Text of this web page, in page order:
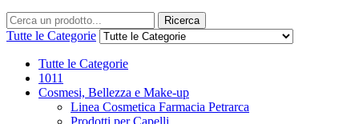
Ricerca
Tutte le Categorie
Tutte le Categorie
1011
Cosmesi, Bellezza e Make-up
Linea Cosmetica Farmacia Petrarca